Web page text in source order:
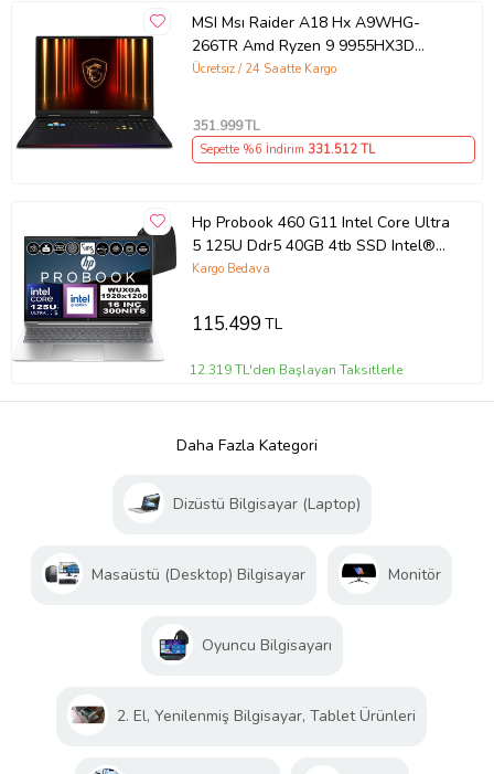
MSI Msı Raider A18 Hx A9WHG-
266TR Amd Ryzen 9 9955HX3D
64GB Ram Ddr5 2tb SSD Rtx 5070
Windows 11 Pro K42
Ücretsiz / 24 Saatte Kargo
351.999TL
Sepette %6 İndirim 331.512TL
Hp Probook 460 G11 Intel Core Ultra
5 125U Ddr5 40GB 4tb SSD Intel®
Aı Boost 16" Wuxga IPS Freedos
Zetta Çanta
Kargo Bedava
115.499TL
12.319 TL'den Başlayan Taksitlerle
Daha Fazla Kategori
Dizüstü Bilgisayar (Laptop)
Masaüstü (Desktop) Bilgisayar Monitör
Oyuncu Bilgisayarı
2. El, Yenilenmiş Bilgisayar, Tablet Ürünleri